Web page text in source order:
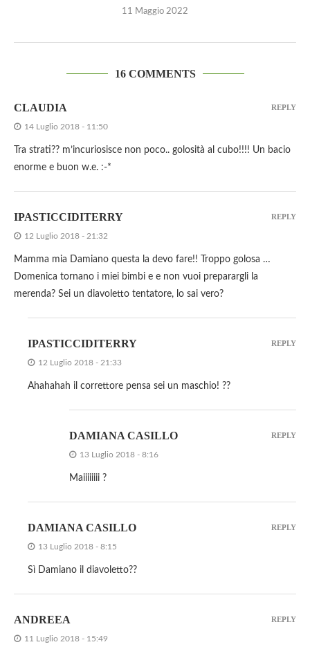
11 Maggio 2022
16 COMMENTS
CLAUDIA
14 Luglio 2018 - 11:50
Tra strati?? m’incuriosisce non poco.. golosità al cubo!!!! Un bacio
enorme e buon w.e. :-*
REPLY
IPASTICCIDITERRY
12 Luglio 2018 - 21:32
Mamma mia Damiano questa la devo fare!! Troppo golosa …
Domenica tornano i miei bimbi e e non vuoi preparargli la
merenda? Sei un diavoletto tentatore, lo sai vero?
REPLY
IPASTICCIDITERRY
12 Luglio 2018 - 21:33
Ahahahah il correttore pensa sei un maschio! ??
REPLY
DAMIANA CASILLO
13 Luglio 2018 - 8:16
Maiiiiiiii ?
REPLY
DAMIANA CASILLO
13 Luglio 2018 - 8:15
Sì Damiano il diavoletto??
REPLY
ANDREEA
11 Luglio 2018 - 15:49
REPLY